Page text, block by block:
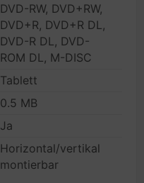
DVD-RW, DVD+RW,
DVD+R, DVD+R DL,
DVD-R DL, DVD-
ROM DL, M-DISC
Tablett
0.5 MB
Ja
Horizontal/vertikal
montierbar